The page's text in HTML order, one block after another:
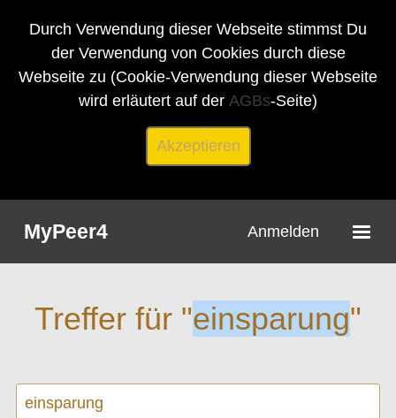
Durch Verwendung dieser Webseite stimmst Du
der Verwendung von Cookies durch diese
Webseite zu (Cookie-Verwendung dieser Webseite
wird erläutert auf der AGBs-Seite)
Akzeptieren
MyPeer4 Anmelden
Treffer für "einsparung"